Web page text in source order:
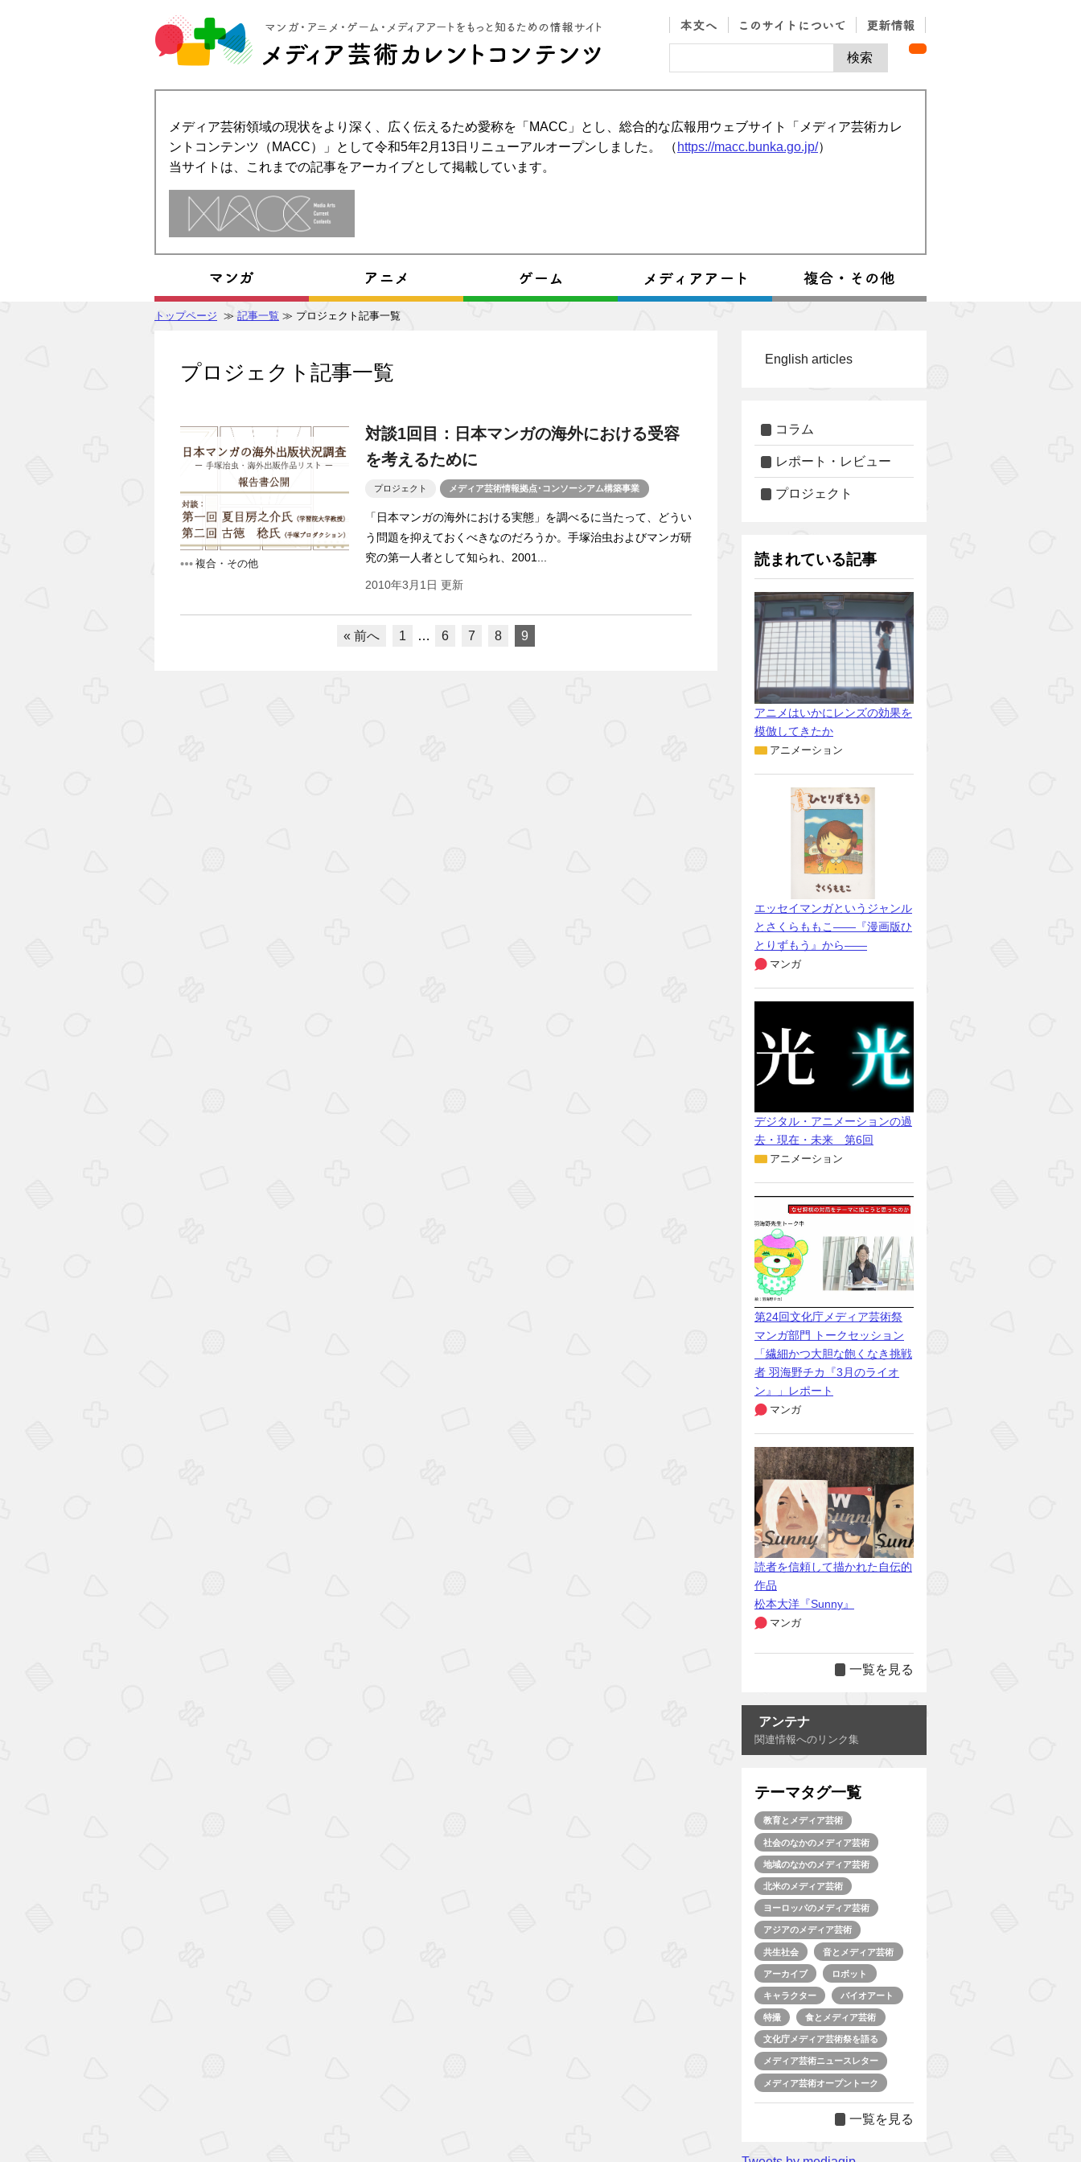
メディア芸術領域の現状をより深く、広く伝えるため愛称を「MACC」とし、総合的な広報用ウェブサイト「メディア芸術カレ
ントコンテンツ（MACC）」として令和5年2月13日リニューアルオープンしました。 （ https://macc.bunka.go.jp/）
当サイトは、これまでの記事をアーカイブとして掲載しています。
トップページ ≫ 記事一覧 ≫ プロジェクト記事一覧
プロジェクト記事一覧
複合・その他
対談1回目：日本マンガの海外における受容
を考えるために
プロジェクト メディア芸術情報拠点･コンソーシアム構築事業
「日本マンガの海外における実態」を調べるに当たって、どうい
う問題を抑えておくべきなのだろうか。手塚治虫およびマンガ研
究の第一人者として知られ、2001...
2010年3月1日 更新
« 前へ 1 … 6 7 8 9
English articles
コラム
レポート・レビュー
プロジェクト
読まれている記事
アニメはいかにレンズの効果を
模倣してきたか
アニメーション
エッセイマンガというジャンル
とさくらももこ――『漫画版ひ
とりずもう』から――
マンガ
デジタル・アニメーションの過
去・現在・未来 第6回
アニメーション
第24回文化庁メディア芸術祭
マンガ部門 トークセッション
「繊細かつ大胆な飽くなき挑戦
者 羽海野チカ『3月のライオ
ン』」レポート
マンガ
読者を信頼して描かれた自伝的
作品
松本大洋『Sunny』
マンガ
一覧を見る
アンテナ
関連情報へのリンク集
テーマタグ一覧
教育とメディア芸術
社会のなかのメディア芸術
地域のなかのメディア芸術
北米のメディア芸術
ヨーロッパのメディア芸術
アジアのメディア芸術
共生社会 音とメディア芸術
アーカイブ ロボット
キャラクター バイオアート
特撮 食とメディア芸術
文化庁メディア芸術祭を語る
メディア芸術ニュースレター
メディア芸術オープントーク
一覧を見る